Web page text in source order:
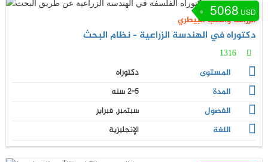
5068 USD
الزراعة والطب البيطري
دكتوراه في الهندسة الزراعية – نظام البحث
1316
المستوى
دكتوراه
المدة
2-5 سنه
الفصول
سبتمبر, فبراير
اللغة
الإنجليزية